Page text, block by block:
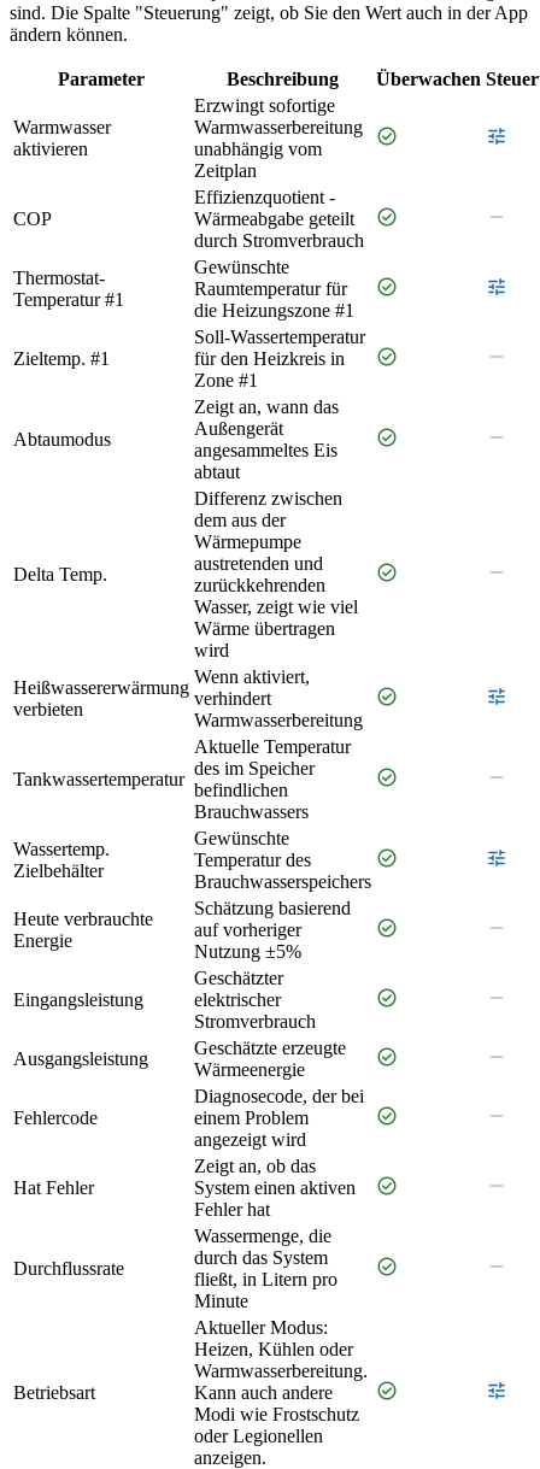
sind. Die Spalte "Steuerung" zeigt, ob Sie den Wert auch in der App
ändern können.
Parameter Beschreibung Überwachen
Warmwasser
aktivieren
Erzwingt sofortige
Warmwasserbereitung
unabhängig vom
Zeitplan
check_circle tune
COP
Effizienzquotient -
Wärmeabgabe geteilt
durch Stromverbrauch
check_circle remove
Thermostat-
Temperatur #1
Gewünschte
Raumtemperatur für
die Heizungszone #1
check_circle tune
Zieltemp. #1
Soll-Wassertemperatur
für den Heizkreis in
Zone #1
check_circle remove
Abtaumodus
Zeigt an, wann das
Außengerät
angesammeltes Eis
abtaut
check_circle remove
Delta Temp.
Differenz zwischen
dem aus der
Wärmepumpe
austretenden und
zurückkehrenden
Wasser, zeigt wie viel
Wärme übertragen
wird
check_circle remove
Heißwassererwärmung
verbieten
Wenn aktiviert,
verhindert
Warmwasserbereitung
check_circle tune
Tankwassertemperatur
Aktuelle Temperatur
des im Speicher
befindlichen
Brauchwassers
check_circle remove
Wassertemp.
Zielbehälter
Gewünschte
Temperatur des
Brauchwasserspeichers
check_circle tune
Heute verbrauchte
Energie
Schätzung basierend
auf vorheriger
Nutzung ±5%
check_circle remove
Eingangsleistung
Geschätzter
elektrischer
Stromverbrauch
check_circle remove
Ausgangsleistung
Geschätzte erzeugte
Wärmeenergie
check_circle remove
Fehlercode
Diagnosecode, der bei
einem Problem
angezeigt wird
check_circle remove
Hat Fehler
Zeigt an, ob das
System einen aktiven
Fehler hat
check_circle remove
Durchflussrate
Wassermenge, die
durch das System
fließt, in Litern pro
Minute
check_circle remove
Betriebsart
Aktueller Modus:
Heizen, Kühlen oder
Warmwasserbereitung.
Kann auch andere
Modi wie Frostschutz
oder Legionellen
anzeigen.
check_circle tune